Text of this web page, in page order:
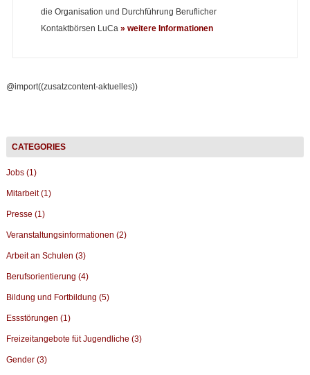
die Organisation und Durchführung Beruflicher
Kontaktbörsen LuCa » weitere Informationen
@import((zusatzcontent-aktuelles))
Jobs (1)
Mitarbeit (1)
Presse (1)
Veranstaltungsinformationen (2)
Arbeit an Schulen (3)
Berufsorientierung (4)
Bildung und Fortbildung (5)
Essstörungen (1)
Freizeitangebote füt Jugendliche (3)
Gender (3)